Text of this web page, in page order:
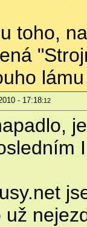
toho,
- 17:18:12
už